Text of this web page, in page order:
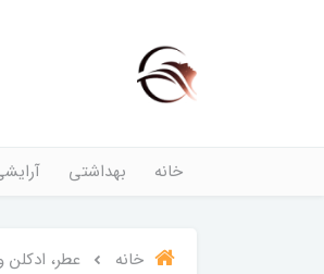
خانه بهداشتی
خانه عطر،